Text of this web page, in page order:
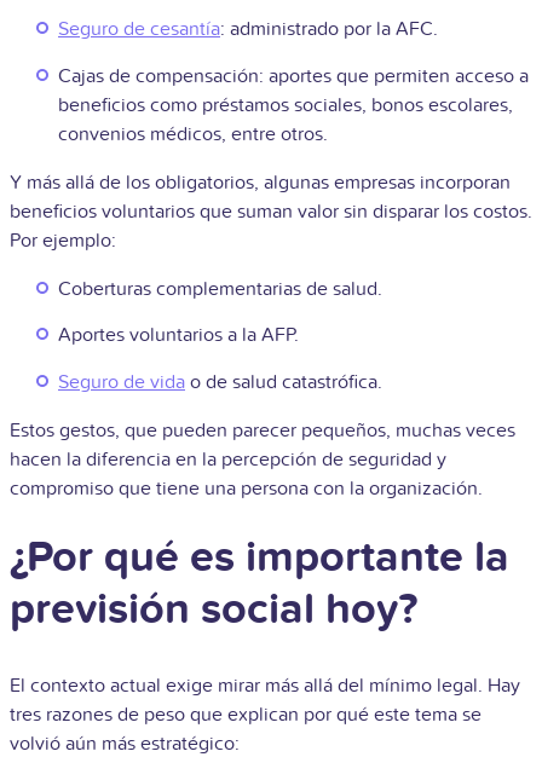
Seguro de cesantía: administrado por la AFC.
Cajas de compensación: aportes que permiten acceso a
beneficios como préstamos sociales, bonos escolares,
convenios médicos, entre otros.
Y más allá de los obligatorios, algunas empresas incorporan
beneficios voluntarios que suman valor sin disparar los costos.
Por ejemplo:
Coberturas complementarias de salud.
Aportes voluntarios a la AFP.
Seguro de vida o de salud catastrófica.
Estos gestos, que pueden parecer pequeños, muchas veces
hacen la diferencia en la percepción de seguridad y
compromiso que tiene una persona con la organización.
¿Por qué es importante la
previsión social hoy?
El contexto actual exige mirar más allá del mínimo legal. Hay
tres razones de peso que explican por qué este tema se
volvió aún más estratégico: